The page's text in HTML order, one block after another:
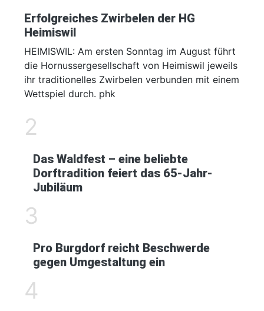
Erfolgreiches Zwirbelen der HG
Heimiswil
HEIMISWIL: Am ersten Sonntag im August führt
die Hornussergesellschaft von Heimiswil jeweils
ihr traditionelles Zwirbelen verbunden mit einem
Wettspiel durch. phk
2
Das Waldfest – eine beliebte
Dorftradition feiert das 65-Jahr-
Jubiläum
3
Pro Burgdorf reicht Beschwerde
gegen Umgestaltung ein
4